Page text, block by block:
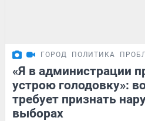
ГОРОД ПОЛИТИКА
«Я в администрации
устрою голодовку»:
требует признать
выборах